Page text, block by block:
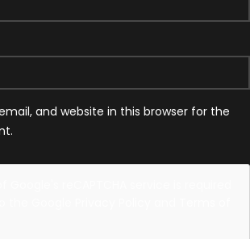
and website in this browser for the